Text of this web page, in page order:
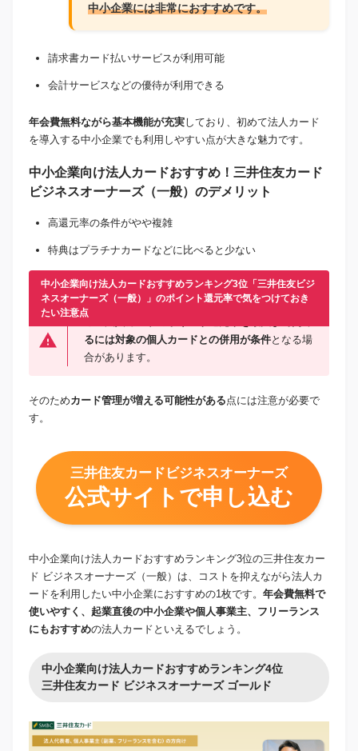
中小企業には非常におすすめです。
請求書カード払いサービスが利用可能
会計サービスなどの優待が利用できる
年会費無料ながら基本機能が充実しており、初めて法人カード
を導入する中小企業でも利用しやすい点が大きな魅力です。
中小企業向け法人カードおすすめ！三井住友カード
ビジネスオーナーズ（一般）のデメリット
高還元率の条件がやや複雑
特典はプラチナカードなどに比べると少ない
中小企業向け法人カードおすすめランキング3位「三井住友ビジ
ネスオーナーズ（一般）」のポイント還元率で気をつけておき
たい注意点
この法人カードの
るには対象の個人カードとの併用が条件となる場
合があります。
そのためカード管理が増える可能性がある 点には注意が必要で
す。
三井住友カードビジネスオーナーズ
公式サイトで申し込む
中小企業向け法人カードおすすめランキング3位の三井住友カー
ド ビジネスオーナーズ（一般）は、コストを抑えながら法人カ
ードを利用したい中小企業におすすめの1枚です。 年会費無料で
使いやすく、起業直後の中小企業や個人事業主、フリーランス
にもおすすめの法人カードといえるでしょう。
中小企業向け法人カードおすすめランキング4位
三井住友カード ビジネスオーナーズ ゴールド